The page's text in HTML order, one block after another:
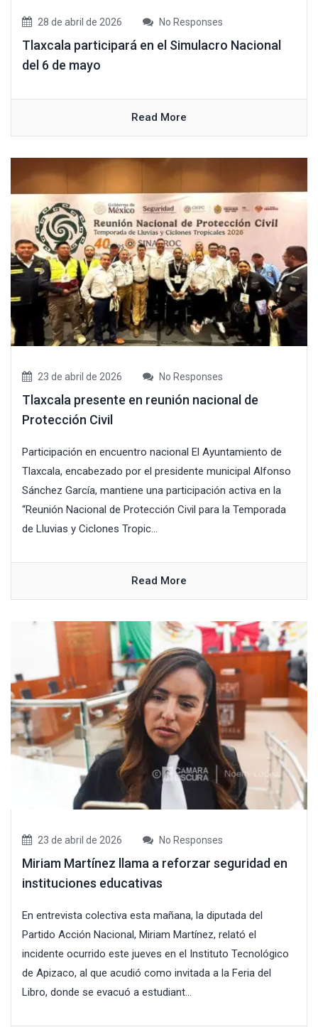
28 de abril de 2026 No Responses
Tlaxcala participará en el Simulacro Nacional
del 6 de mayo
Read More
23 de abril de 2026 No Responses
Tlaxcala presente en reunión nacional de
Protección Civil
Participación en encuentro nacional El Ayuntamiento de
Tlaxcala, encabezado por el presidente municipal Alfonso
Sánchez García, mantiene una participación activa en la
“Reunión Nacional de Protección Civil para la Temporada
de Lluvias y Ciclones Tropic...
Read More
23 de abril de 2026 No Responses
Miriam Martínez llama a reforzar seguridad en
instituciones educativas
En entrevista colectiva esta mañana, la diputada del
Partido Acción Nacional, Miriam Martínez, relató el
incidente ocurrido este jueves en el Instituto Tecnológico
de Apizaco, al que acudió como invitada a la Feria del
Libro, donde se evacuó a estudiant...